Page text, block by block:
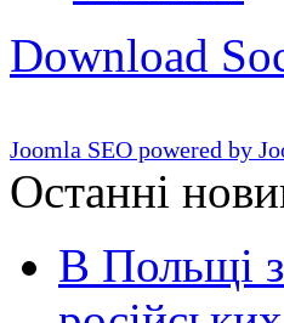
Download
Joomla SEO powered by
Останні
В Польщі